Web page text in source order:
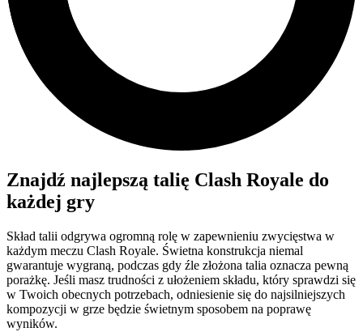
Znajdź najlepszą talię Clash Royale do
każdej gry
Skład talii odgrywa ogromną rolę w zapewnieniu zwycięstwa w
każdym meczu Clash Royale. Świetna konstrukcja niemal
gwarantuje wygraną, podczas gdy źle złożona talia oznacza pewną
porażkę. Jeśli masz trudności z ułożeniem składu, który sprawdzi się
w Twoich obecnych potrzebach, odniesienie się do najsilniejszych
kompozycji w grze będzie świetnym sposobem na poprawę
wyników.